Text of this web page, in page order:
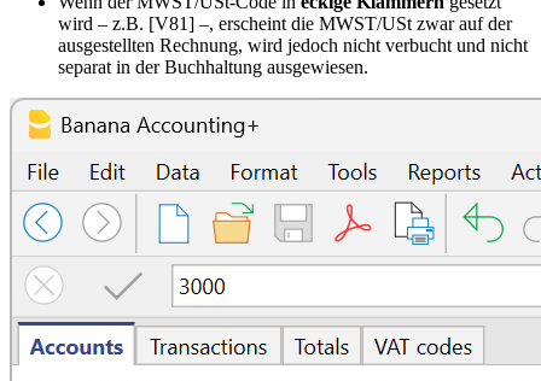
wird – z.B. [V81] –, erscheint die MWST/USt zwar auf der
ausgestellten Rechnung, wird jedoch nicht verbucht und nicht
separat in der Buchhaltung ausgewiesen.